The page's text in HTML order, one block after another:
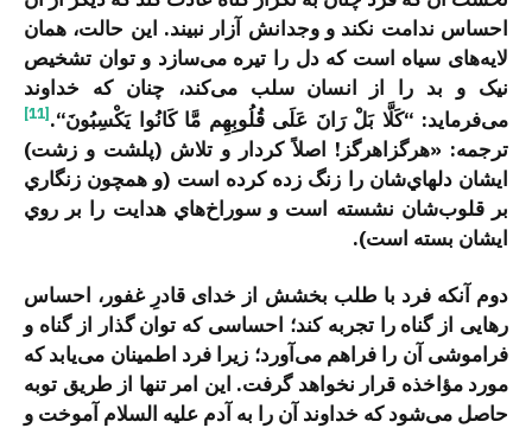
احساس ندامت نکند و وجدانش آزار نبیند. این حالت، همان
لایه‌های سیاه است که دل را تیره می‌سازد و توان تشخیص
نیک و بد را از انسان سلب می‌کند، چنان که خداوند
می‌فرماید: “كَلَّا بَلْ رَانَ عَلَى قُلُوبِهِم مَّا كَانُوا يَكْسِبُونَ“.
[11]
ترجمه: ‏«هرگزاهرگز! اصلاً كردار و تلاش (پلشت و زشت)
ايشان دلهاي‌شان را زنگ زده كرده است (و همچون زنگاري
بر قلوب‌شان نشسته است و سوراخ‌هاي هدايت را بر روي
ايشان بسته است).
دوم آنکه فرد با طلب بخشش از خدای قادرِ غفور، احساس
رهایی از گناه را تجربه کند؛ احساسی که توان گذار از گناه و
فراموشی آن را فراهم می‌آورد؛ زیرا فرد اطمینان می‌یابد که
مورد مؤاخذه قرار نخواهد گرفت. این امر تنها از طریق توبه
حاصل می‌شود که خداوند آن را به آدم علیه السلام آموخت و